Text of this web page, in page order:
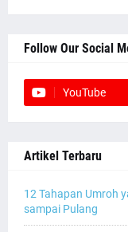
Follow Our Social
YouTube
Artikel Terbaru
12 Tahapan Umroh
sampai Pulang